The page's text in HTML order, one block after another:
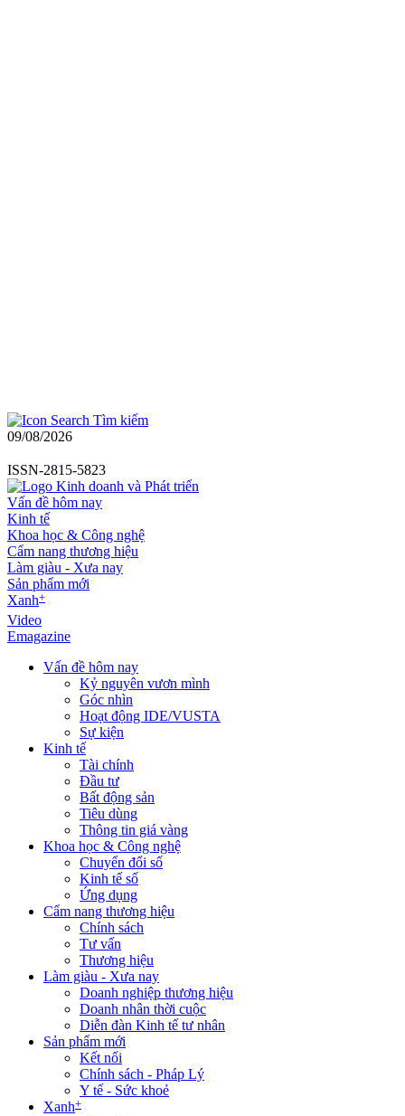
Tìm kiếm
09/08/2026
ISSN-2815-5823
Vấn đề hôm nay
Kinh tế
Khoa học & Công nghệ
Cẩm nang thương hiệu
Làm giàu - Xưa nay
Sản phẩm mới
Xanh+
Video
Emagazine
Vấn đề hôm nay
Kỷ nguyên vươn mình
Góc nhìn
Hoạt động IDE/VUSTA
Sự kiện
Kinh tế
Tài chính
Đầu tư
Bất động sản
Tiêu dùng
Thông tin giá vàng
Khoa học & Công nghệ
Chuyển đổi số
Kinh tế số
Ứng dụng
Cẩm nang thương hiệu
Chính sách
Tư vấn
Thương hiệu
Làm giàu - Xưa nay
Doanh nghiệp thương hiệu
Doanh nhân thời cuộc
Diễn đàn Kinh tế tư nhân
Sản phẩm mới
Kết nối
Chính sách - Pháp Lý
Y tế - Sức khoẻ
Xanh+